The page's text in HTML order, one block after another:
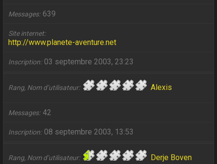
Messages 639
Site internet
http://www.planete-aventure.net
Inscription 03 septembre 2003, 23:23
Rang, Nom d’utilisateur Alexis
Messages 42
Inscription 08 septembre 2003, 13:53
Rang, Nom d’utilisateur Derje Boven